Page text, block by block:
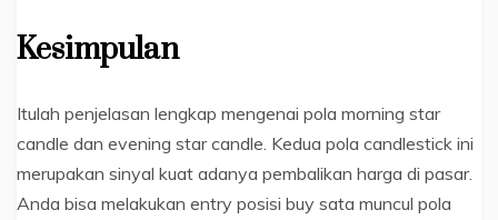
Kesimpulan
Itulah penjelasan lengkap mengenai pola morning star
candle dan evening star candle. Kedua pola candlestick ini
merupakan sinyal kuat adanya pembalikan harga di pasar.
Anda bisa melakukan entry posisi buy sata muncul pola